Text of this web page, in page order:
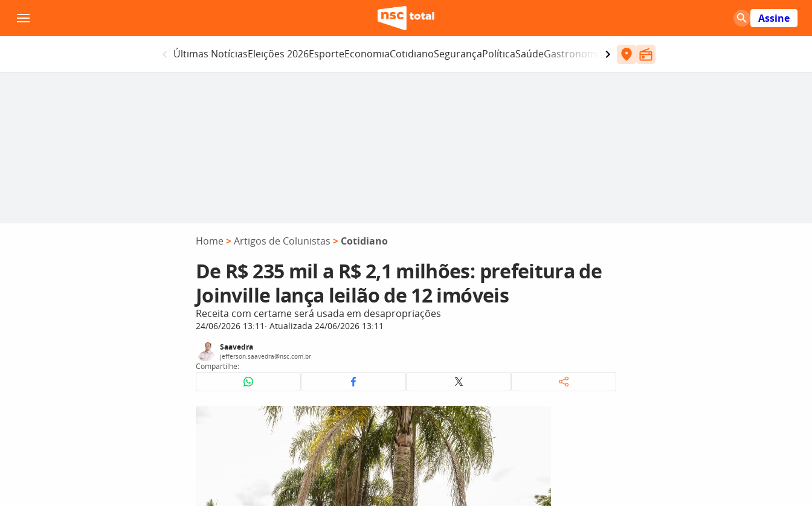
para
o
Assine
Últimas NotíciasEleições 2026EsporteEconomiaCotidianoSegurançaPolíticaSaúdeGastronomia Entretenimento
Home >Artigos de Colunistas > Cotidiano
De R$ 235 mil a R$ 2,1 milhões: prefeitura de
Joinville lança leilão de 12 imóveis
Receita com certame será usada em desapropriações
24/06/2026 13:11 Atualizada 24/06/2026 13:11
Saavedra
jefferson.saavedra@nsc.com.br
Compartilhe: